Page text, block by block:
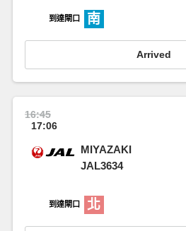
到達閘口 南
Arrived
16:45
17:06
MIYAZAKI
JAL3634
到達閘口 北